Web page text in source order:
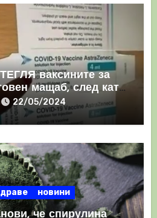
ваксините за
мащаб, след като
КРЪВНИ
22/05/2024
новини
че спирулина